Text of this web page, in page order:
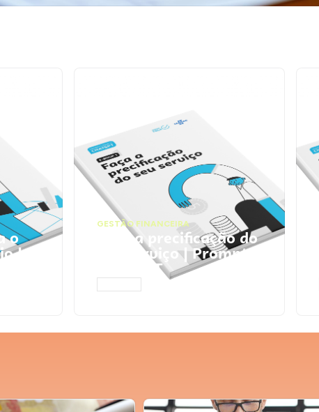
o
|
GESTÃO FINANCEIRA
Faça a precificação do
seu serviço | Prompts
ChatGPT